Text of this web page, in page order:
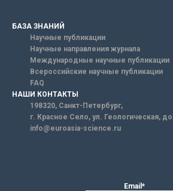
БАЗА ЗНАНИЙ
Научные публикации
Научные направления журнала
Международные научные публикации
Всероссийские научные публикации
FAQ
НАШИ КОНТАКТЫ
198320, Санкт-Петербург,
г. Красное Село, ул. Геологическая,
info@euroasia-science.ru
Email*